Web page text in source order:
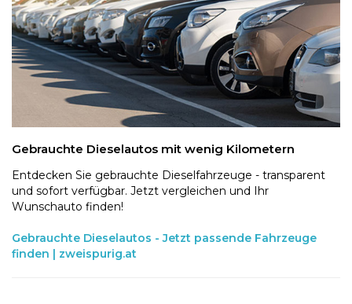
Gebrauchte Dieselautos mit wenig Kilometern
Entdecken Sie gebrauchte Dieselfahrzeuge - transparent
und sofort verfügbar. Jetzt vergleichen und Ihr
Wunschauto finden!
Gebrauchte Dieselautos - Jetzt passende Fahrzeuge
finden | zweispurig.at